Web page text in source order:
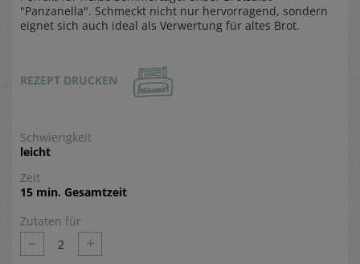
"Panzanella". Schmeckt nicht nur hervorragend, sondern
eignet sich auch ideal als Verwertung für altes Brot.
REZEPT DRUCKEN
Schwierigkeit
leicht
Zeit
15 min. Gesamtzeit
Zutaten für
– 2 +